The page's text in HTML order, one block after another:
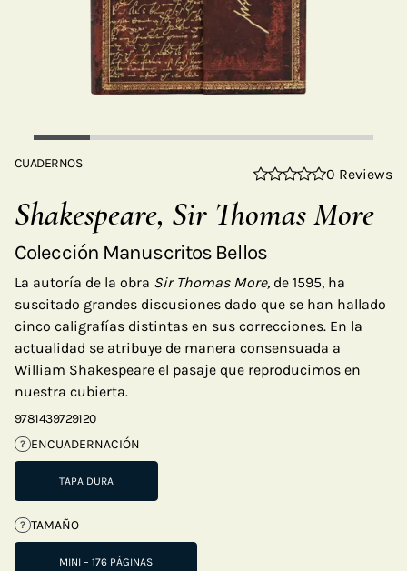
CUADERNOS
0 Reviews
Shakespeare, Sir Thomas More
Colección Manuscritos Bellos
La autoría de la obra Sir Thomas More, de 1595, ha
suscitado grandes discusiones dado que se han hallado
cinco caligrafías distintas en sus correcciones. En la
actualidad se atribuye de manera consensuada a
William Shakespeare el pasaje que reproducimos en
nuestra cubierta.
9781439729120
? ENCUADERNACIÓN
TAPA DURA
? TAMAÑO
MINI – 176 PÁGINAS